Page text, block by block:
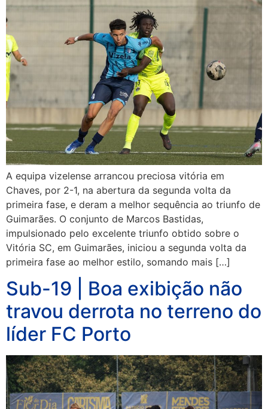
A equipa vizelense arrancou preciosa vitória em
Chaves, por 2-1, na abertura da segunda volta da
primeira fase, e deram a melhor sequência ao triunfo de
Guimarães. O conjunto de Marcos Bastidas,
impulsionado pelo excelente triunfo obtido sobre o
Vitória SC, em Guimarães, iniciou a segunda volta da
primeira fase ao melhor estilo, somando mais […]
Sub-19 | Boa exibição não
travou derrota no terreno do
líder FC Porto